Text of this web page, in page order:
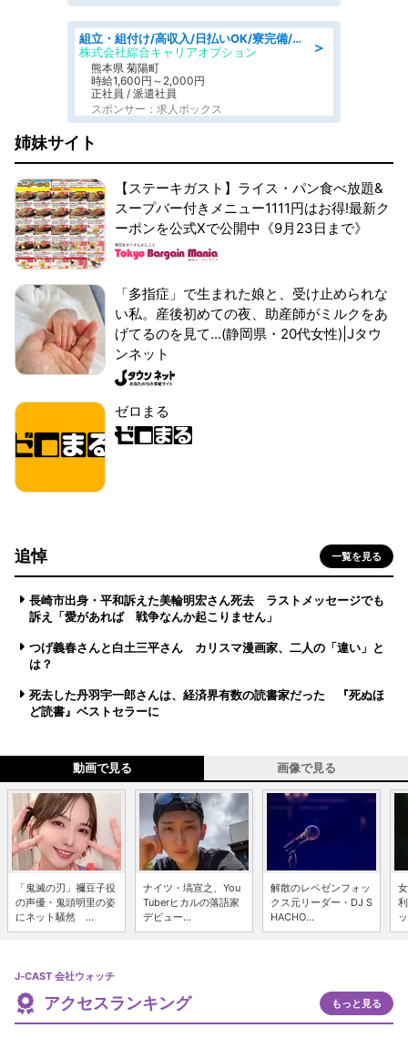
＞
組立・組付け/高収入/日払いOK/寮完備/交替制/20・30・40代活躍中
株式会社綜合キャリアオプション
熊本県 菊陽町
時給1,600円～2,000円
正社員 / 派遣社員
スポンサー：求人ボックス
姉妹サイト
【ステーキガスト】ライス・パン食べ放題&
スープバー付きメニュー1111円はお得!最新ク
ーポンを公式Xで公開中《9月23日まで》
「多指症」で生まれた娘と、受け止められな
い私。産後初めての夜、助産師がミルクをあ
げてるのを見て...(静岡県・20代女性)|Jタウ
ンネット
ゼロまる
追悼 一覧を見る
長崎市出身・平和訴えた美輪明宏さん死去 ラストメッセージでも
訴え「愛があれば 戦争なんか起こりません」
つげ義春さんと白土三平さん カリスマ漫画家、二人の「違い」と
は？
死去した丹羽宇一郎さんは、経済界有数の読書家だった 『死ぬほ
ど読書』ベストセラーに
動画で見る 画像で見る
「鬼滅の刃」禰豆子役
の声優・鬼頭明里の姿
にネット騒然 ...
ナイツ・塙宣之、You
Tuberヒカルの落語家
デビュー...
解散のレペゼンフォッ
クス元リーダー・DJ S
HACHO...
J-CAST 会社ウォッチ
アクセスランキング もっと見る